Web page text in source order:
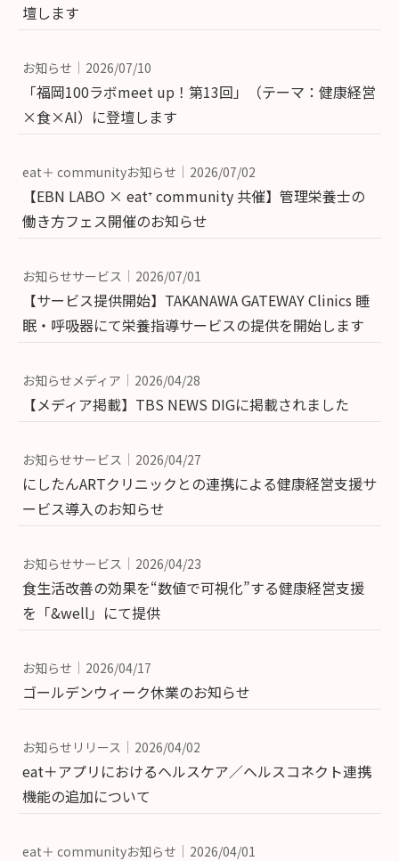
壇します
お知らせ 2026/07/10
「福岡100ラボmeet up！第13回」（テーマ：健康経営
×食×AI）に登壇します
eat＋ communityお知らせ 2026/07/02
【EBN LABO × eat⁺ community 共催】管理栄養士の
働き方フェス開催のお知らせ
お知らせサービス 2026/07/01
【サービス提供開始】TAKANAWA GATEWAY Clinics 睡
眠・呼吸器にて栄養指導サービスの提供を開始します
お知らせメディア 2026/04/28
【メディア掲載】TBS NEWS DIGに掲載されました
お知らせサービス 2026/04/27
にしたんARTクリニックとの連携による健康経営支援サ
ービス導入のお知らせ
お知らせサービス 2026/04/23
食生活改善の効果を“数値で可視化”する健康経営支援
を「&well」にて提供
お知らせ 2026/04/17
ゴールデンウィーク休業のお知らせ
お知らせリリース 2026/04/02
eat＋アプリにおけるヘルスケア／ヘルスコネクト連携
機能の追加について
eat＋ communityお知らせ 2026/04/01